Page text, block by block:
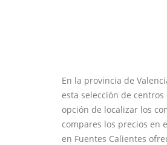
En la provincia de
esta selección de
opción de localizar los
compares los precios en
en Fuentes Calientes